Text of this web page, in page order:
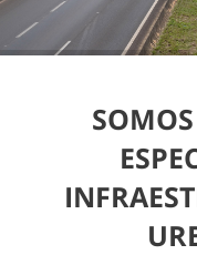
Terraplenagem
Conservação